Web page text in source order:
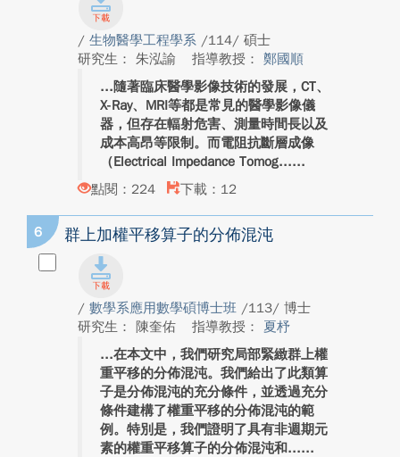
/ 生物醫學工程學系 /114/ 碩士
研究生： 朱泓諭
指導教授： 鄭國順
隨著臨床醫學影像技術的發展，CT、
X-Ray、MRI等都是常見的醫學影像儀
器，但存在輻射危害、測量時間長以及
成本高昂等限制。而電阻抗斷層成像
（Electrical Impedance Tomog...
點閱：224
下載：12
6 群上加權平移算子的分佈混沌
/ 數學系應用數學碩博士班 /113/ 博士
研究生： 陳奎佑
指導教授： 夏杼
在本文中，我們研究局部緊緻群上權
重平移的分佈混沌。我們給出了此類算
子是分佈混沌的充分條件，並透過充分
條件建構了權重平移的分佈混沌的範
例。特別是，我們證明了具有非週期元
素的權重平移算子的分佈混沌和...